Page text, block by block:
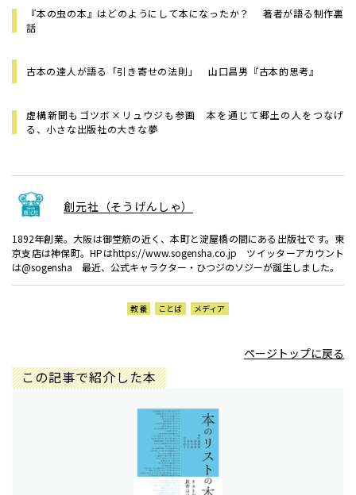
『本の虫の本』はどのようにして本になったか？ 著者が語る制作裏
話
古本の達人が語る「引き寄せの法則」 山口昌男『古本的思考』
虚構新聞もゴツボ×リュウジも参画 本を通じて郷土の人をつなげ
る、小さな出版社の大きな夢
創元社（そうげんしゃ）
1892年創業。大阪は御堂筋の近く、本町と淀屋橋の間にある出版社です。東
京支店は神保町。HPはhttps://www.sogensha.co.jp ツイッターアカウント
は@sogensha 最近、公式キャラクター・ひつジのソジーが誕生しました。
教養 ことば メディア
ページトップに戻る
この記事で紹介した本